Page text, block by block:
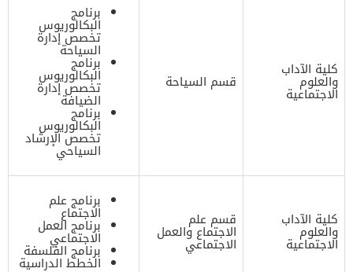
كلية الآداب
والعلوم
الاجتماعية
قسم السياحة
برنامج
البكالوريوس
تخصص إدارة
السياحة
برنامج
البكالوريوس
تخصص إدارة
الضيافة
برنامج
البكالوريوس
تخصص الإرشاد
السياحي
كلية الآداب
والعلوم
الاجتماعية
قسم علم
الاجتماع والعمل
الاجتماعي
برنامج علم
الاجتماع
برنامج العمل
الاجتماعي
برنامج الفلسفة
الخطط الدراسية